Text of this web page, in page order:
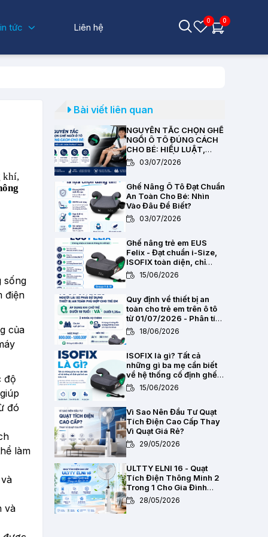
tức Liên hệ
0 0
khí,
sống
điện
của
độ
đó
làm
và
Bài viết liên quan
NGUYÊN TẮC CHỌN GHẾ
NGỒI Ô TÔ ĐÚNG CÁCH
CHO BÉ: HIỂU LUẬT,
CHỌN CHUẨN KỸ THUẬT
03/07/2026
Ghế Nâng Ô Tô Đạt Chuẩn
An Toàn Cho Bé: Nhìn
Vào Đâu Để Biết?
03/07/2026
Ghế nâng trẻ em EUS
Felix - Đạt chuẩn i-Size,
ISOFIX toàn diện, chỉ
2,8kg15/06/2026
Quy định về thiết bị an
toàn cho trẻ em trên ô tô
từ 01/07/2026 - Phân tích
pháp lý toàn diện
18/06/2026
ISOFIX là gì? Tất cả
những gì ba mẹ cần biết
về hệ thống cố định ghế
trẻ em trên ô tô
15/06/2026
Vì Sao Nên Đầu Tư Quạt
Tích Điện Cao Cấp Thay
Vì Quạt Giá Rẻ?
29/05/2026
ULTTY ELNI 16 - Quạt
Tích Điện Thông Minh 2
Trong 1 Cho Gia Đình
Hiện Đại
28/05/2026